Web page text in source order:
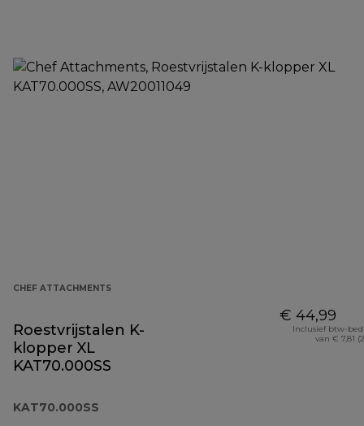
CHEF ATTACHMENTS
Roestvrijstalen K-
klopper XL
KAT70.000SS
KAT70.000SS
€ 44,99
Inclusief btw-
van € 7,81